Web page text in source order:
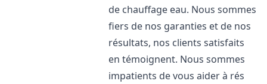
de chauffage eau. Nous sommes
fiers de nos garanties et de nos
résultats, nos clients satisfaits
en témoignent. Nous sommes
impatients de vous aider à rés